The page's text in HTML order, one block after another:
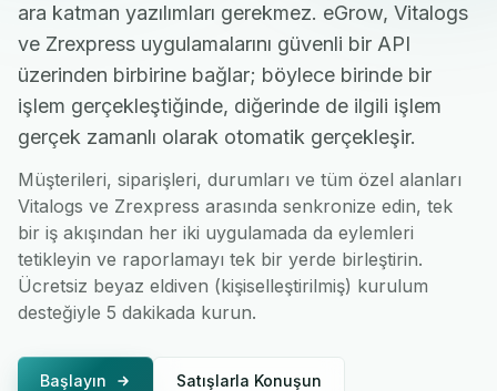
ara katman yazılımları gerekmez. eGrow, Vitalogs
ve Zrexpress uygulamalarını güvenli bir API
üzerinden birbirine bağlar; böylece birinde bir
işlem gerçekleştiğinde, diğerinde de ilgili işlem
gerçek zamanlı olarak otomatik gerçekleşir.
Müşterileri, siparişleri, durumları ve tüm özel alanları
Vitalogs ve Zrexpress arasında senkronize edin, tek
bir iş akışından her iki uygulamada da eylemleri
tetikleyin ve raporlamayı tek bir yerde birleştirin.
Ücretsiz beyaz eldiven (kişiselleştirilmiş) kurulum
desteğiyle 5 dakikada kurun.
Başlayın Satışlarla Konuşun